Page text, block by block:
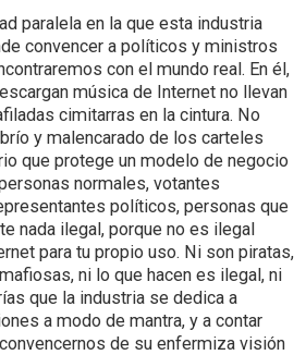
paralela en la que esta industria
convencer a políticos y ministros
con el mundo real. En él,
música de Internet no llevan
cimitarras en la cintura. No
y malencarado de los carteles
que protege un modelo de negocio
normales, votantes
políticos, personas que
nada ilegal, porque no es ilegal
para tu propio uso. Ni son piratas,
ni lo que hacen es ilegal, ni
que la industria se dedica a
a modo de mantra, y a contar
de su enfermiza visión